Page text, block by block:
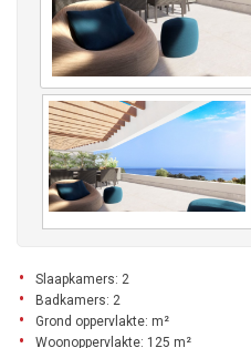
Slaapkamers: 2
Badkamers: 2
Grond oppervlakte: m²
Woonoppervlakte: 125 m²